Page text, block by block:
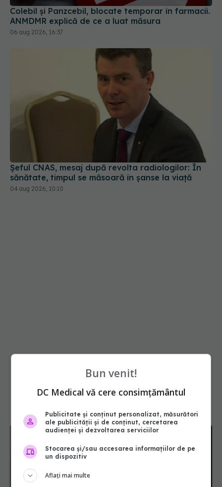
06 aug 2026, 16:37
Șeful CNAS, mesaj după revolta radiologilor: În
sănătate, timpul se măsoară în șanse la viață
04 aug 2026, 10:10
Bun venit!
DC Medical vă cere consimțământul
Publicitate și conținut personalizat, măsurători
ale publicității și de conținut, cercetarea
audienței și dezvoltarea serviciilor
Stocarea și/sau accesarea informațiilor de pe
un dispozitiv
Aflați mai multe